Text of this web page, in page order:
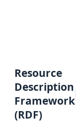
Resource
Description
Framework
(RDF)